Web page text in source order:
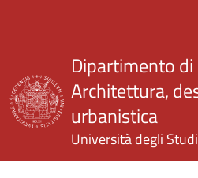
Dipartimento di
Architettura,
urbanistica
Università degli